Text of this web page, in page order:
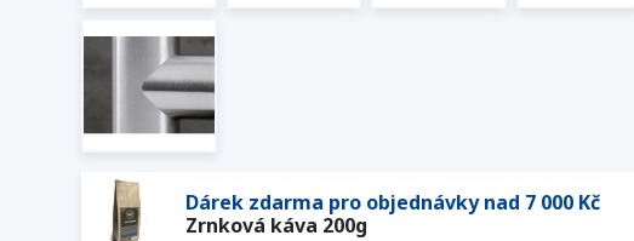
Dárek zdarma pro objednávky nad 7 000 Kč
Zrnková káva 200g